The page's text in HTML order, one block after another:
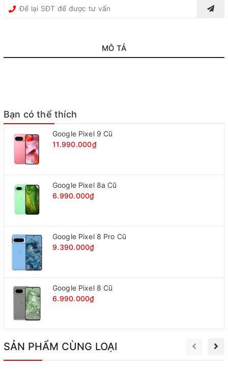
MÔ TẢ
Bạn có thể thích
Google Pixel 9 Cũ
11.990.000₫
Google Pixel 8a Cũ
6.990.000₫
Google Pixel 8 Pro Cũ
9.390.000₫
Google Pixel 8 Cũ
6.990.000₫
SẢN PHẨM CÙNG LOẠI